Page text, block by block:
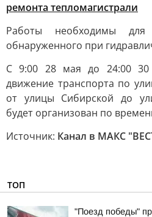
ремонта тепломагистрали
Работы необходимы для
обнаруженного при
С 9:00 28 мая до 24:00 30
движение транспорта по
от улицы Сибирской до
будет организован по
Источник: Канал в МАКС
ТОП
"Поезд победы"